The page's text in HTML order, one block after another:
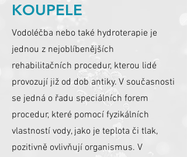
KOUPELE
Vodoléčba nebo také hydroterapie je
jednou z nejoblíbenějších
rehabilitačních procedur, kterou lidé
provozují již od dob antiky. V současnosti
se jedná o řadu speciálních forem
procedur, které pomocí fyzikálních
vlastností vody, jako je teplota či tlak,
pozitivně ovlivňují organismus. V